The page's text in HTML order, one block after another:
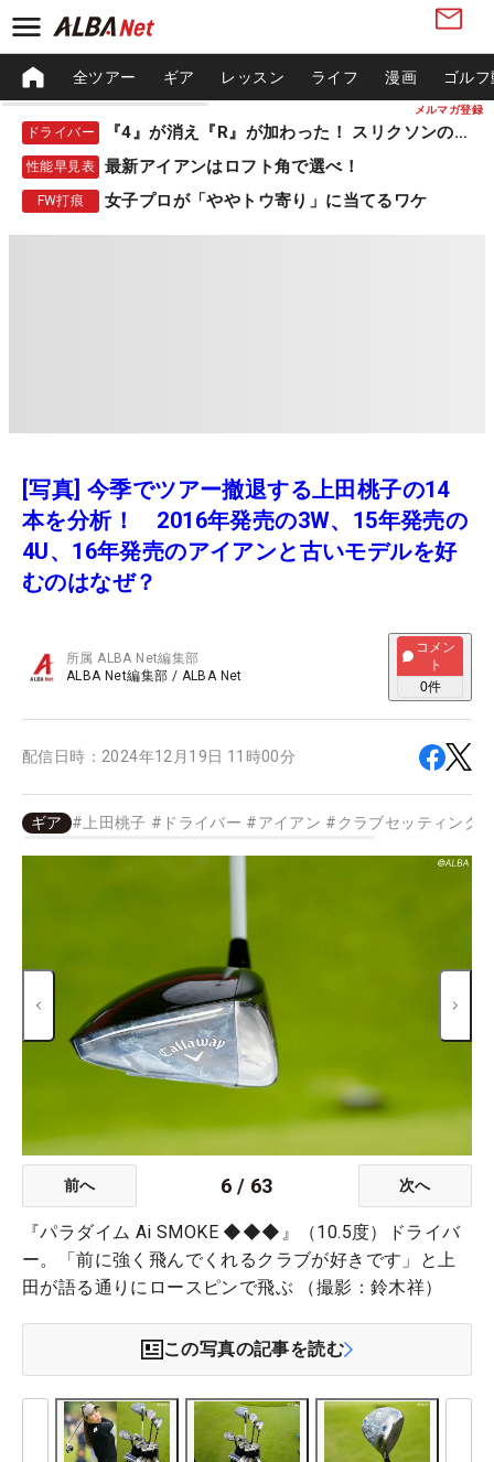
メルマガ登録
全ツアー ギア レッスン ライフ 漫画 ゴル
ドライバー 『4』が消え『R』が加わった！ スリクソンの新作
性能早見表 最新アイアンはロフト角で選べ！
FW打痕 女子プロが「ややトウ寄り」に当てるワケ
[写真] 今季でツアー撤退する上田桃子の14
本を分析！ 2016年発売の3W、15年発売の
4U、16年発売のアイアンと古いモデルを好
むのはなぜ？
所属ALBA Net編集部
ALBA Net編集部 / ALBA Net
コメン
ト
0件
配信日時： 2024年12月19日 11時00分
ギア # 上田桃子 # ドライバー #アイアン # クラブセッティング
前へ 6 / 63 次へ
『パラダイム Ai SMOKE ◆◆◆』（10.5度）ドライバ
ー。「前に強く飛んでくれるクラブが好きです」と上
田が語る通りにロースピンで飛ぶ （撮影：鈴木祥）
この写真の記事を読む